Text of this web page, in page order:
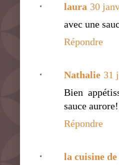
laura 30
avec une
Répondre
Nathalie 31
Bien
sauce
Répondre
la cuisine